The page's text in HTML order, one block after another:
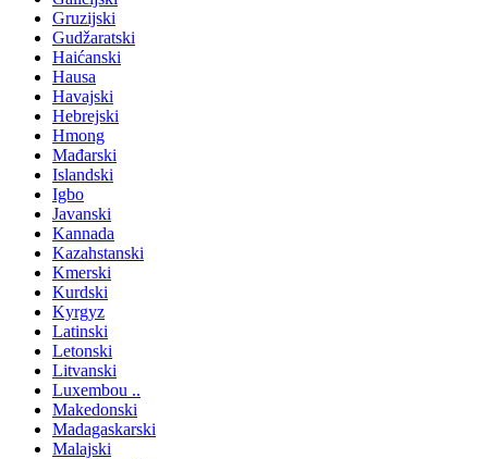
Gruzijski
Gudžaratski
Haićanski
Hausa
Havajski
Hebrejski
Hmong
Mađarski
Islandski
Igbo
Javanski
Kannada
Kazahstanski
Kmerski
Kurdski
Kyrgyz
Latinski
Letonski
Litvanski
Luxembou ..
Makedonski
Madagaskarski
Malajski